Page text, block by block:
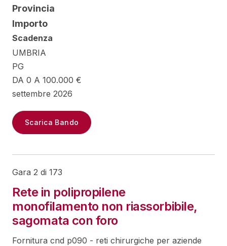
Provincia
Importo
Scadenza
UMBRIA
PG
DA 0 A 100.000 €
settembre 2026
Scarica Bando
Gara 2 di 173
Rete in polipropilene
monofilamento non riassorbibile,
sagomata con foro
Fornitura cnd p090 - reti chirurgiche per aziende